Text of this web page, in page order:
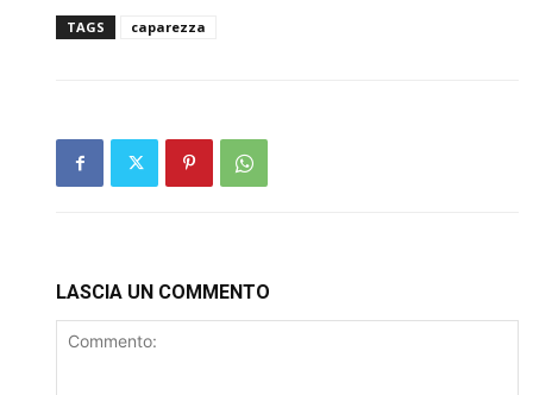
TAGS caparezza
LASCIA UN COMMENTO